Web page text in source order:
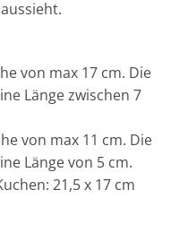
von max 17 cm. Die
Länge zwischen 7
von max 11 cm. Die
Länge von 5 cm.
21,5 x 17 cm